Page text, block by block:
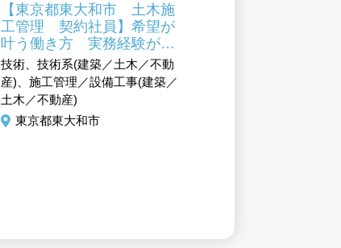
【東京都東大和市 土木施
工管理 契約社員】希望が
叶う働き方 実務経験が活
かせます
技術、技術系(建築／土木／不動
産)、施工管理／設備工事(建築／
土木／不動産)
東京都東大和市